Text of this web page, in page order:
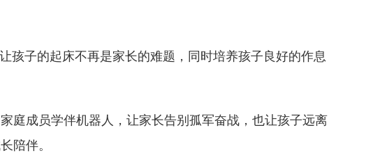
孩子的起床不再是家长的难题，同时培养孩子良好的作息
庭成员学伴机器人，让家长告别孤军奋战，也让孩子远离
陪伴。